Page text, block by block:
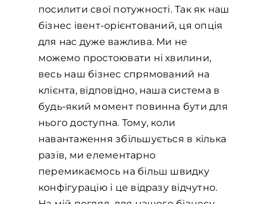
посилити свої потужності. Так як наш
бізнес івент-орієнтований, ця опція
для нас дуже важлива. Ми не
можемо простоювати ні хвилини,
весь наш бізнес спрямований на
клієнта, відповідно, наша система в
будь-який момент повинна бути для
нього доступна. Тому, коли
навантаження збільшується в кілька
разів, ми елементарно
перемикаємось на більш швидку
конфігурацію і це відразу відчутно.